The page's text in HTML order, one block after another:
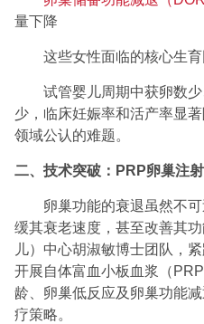
量下降
这些女性面临的核心生育
试管婴儿周期中获卵数
少，临床妊娠率和活产率显
领域公认的难题。
二、技术突破：PRP卵巢注
卵巢功能的衰退虽然不
缓其衰老速度，甚至改善其
儿）中心胡淑敏博士团队，
开展自体富血小板血浆（
龄、卵巢低反应及卵巢功能
疗策略。